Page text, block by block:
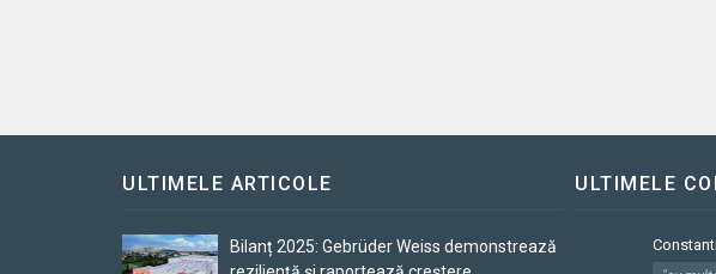
ULTIMELE ARTICOLE
Bilanț 2025: Gebrüder Weiss demonstrează
ULTIMELE